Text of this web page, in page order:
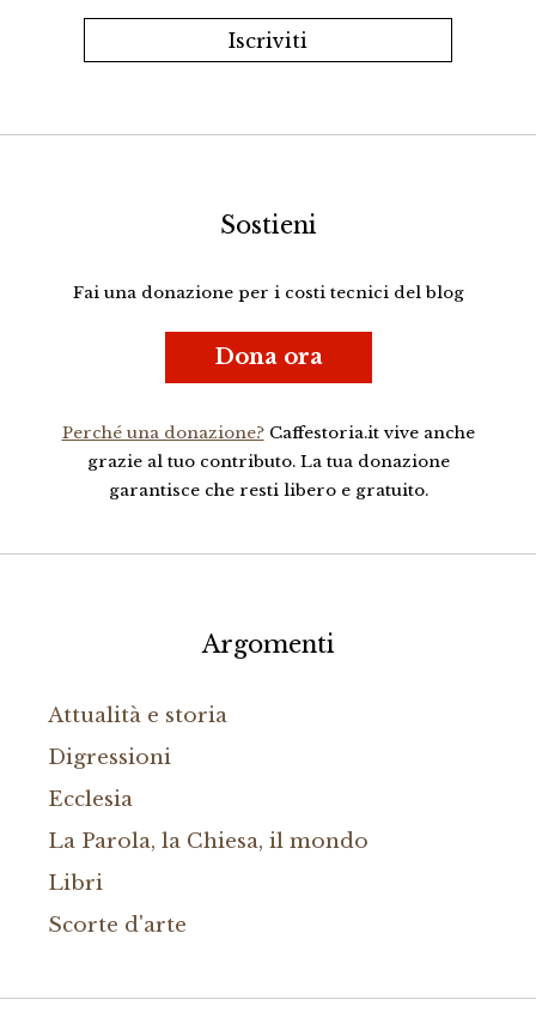
Sostieni
Fai una donazione per i costi tecnici del blog
Dona ora
Perché una donazione?Caffestoria.it vive anche
grazie al tuo contributo. La tua donazione
garantisce che resti libero e gratuito.
Argomenti
Attualità e storia
Digressioni
Ecclesia
La Parola, la Chiesa, il mondo
Libri
Scorte d'arte